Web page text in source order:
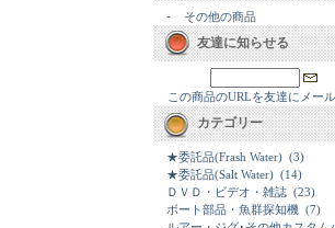
- その他の商品
友達に知らせる
この商品のURLを友達にメー
カテゴリー
★委託品(Frash Water) (3)
★委託品(Salt Water) (14)
ＤＶＤ・ビデオ・雑誌 (23)
ボート部品・魚群探知機 (7)